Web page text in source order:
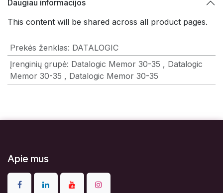
Daugiau informacijos
This content will be shared across all product pages.
Prekės ženklas: DATALOGIC
Įrenginių grupė: Datalogic Memor 30-35 , Datalogic
Memor 30-35 , Datalogic Memor 30-35
Apie mus